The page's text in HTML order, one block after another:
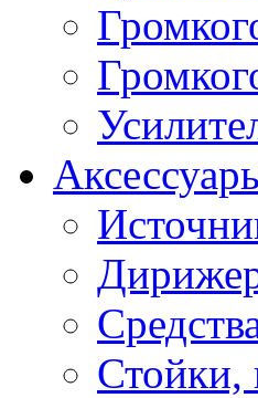
Стойки,